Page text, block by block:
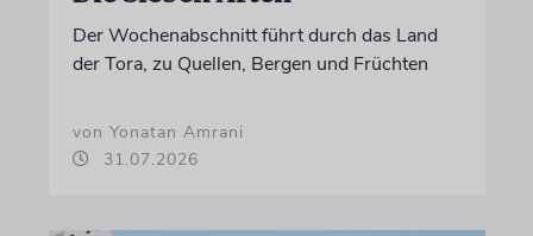
Der Wochenabschnitt führt durch das Land
der Tora, zu Quellen, Bergen und Früchten
von Yonatan Amrani
31.07.2026